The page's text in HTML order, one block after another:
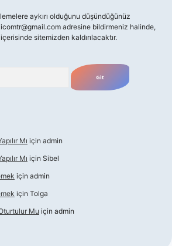
aykırı olduğunu düşündüğünüz
adresine bildirmeniz halinde,
sitemizden kaldırılacaktır.
Mı için admin
Mı için Sibel
için admin
için Tolga
Mu için admin